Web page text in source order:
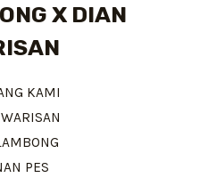
X DIAN
KAMI
PES